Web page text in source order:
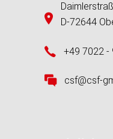
D-72644
+49 7022 -
csf@csf-